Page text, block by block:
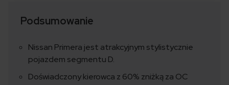
Podsumowanie
Nissan Primera jest atrakcyjnym stylistycznie
pojazdem segmentu D.
Doświadczony kierowca z 60% zniżką za OC